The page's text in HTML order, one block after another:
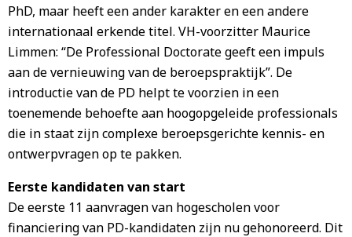
PhD, maar heeft een ander karakter en een andere
internationaal erkende titel. VH-voorzitter Maurice
Limmen: “De Professional Doctorate geeft een impuls
aan de vernieuwing van de beroepspraktijk”. De
introductie van de PD helpt te voorzien in een
toenemende behoefte aan hoogopgeleide professionals
die in staat zijn complexe beroepsgerichte kennis- en
ontwerpvragen op te pakken.
Eerste kandidaten van start
De eerste 11 aanvragen van hogescholen voor
financiering van PD-kandidaten zijn nu gehonoreerd. Dit